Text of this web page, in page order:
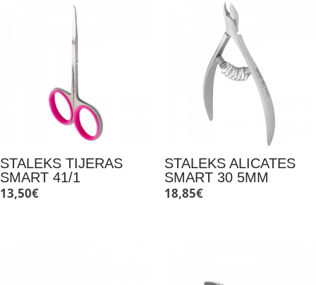
STALEKS TIJERAS
SMART 41/1
13,50€
STALEKS ALICATES
SMART 30 5MM
18,85€